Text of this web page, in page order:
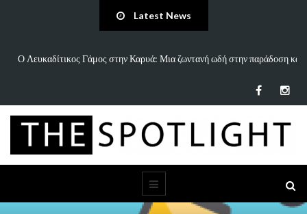
Latest News
στην Καρυά: Μια ζωντανή ωδή στην παράδοση και «Άννα Είσαι Καλά;»: